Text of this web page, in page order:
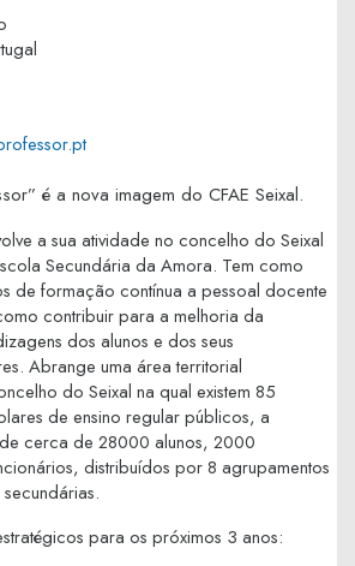
é a nova imagem do CFAE Seixal.
a sua atividade no concelho do Seixal
Secundária da Amora. Tem como
de formação contínua a pessoal docente
contribuir para a melhoria da
dos alunos e dos seus
Abrange uma área territorial
do Seixal na qual existem 85
de ensino regular públicos, a
cerca de 28000 alunos, 2000
distribuídos por 8 agrupamentos
para os próximos 3 anos: